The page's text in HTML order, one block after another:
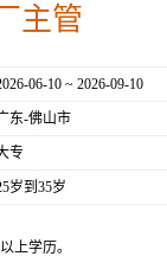
主管
06-10 ~ 2026-09-10
东-佛山市
专
岁到35岁
上学历。